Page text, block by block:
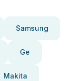
Samsung
Ge
Makita